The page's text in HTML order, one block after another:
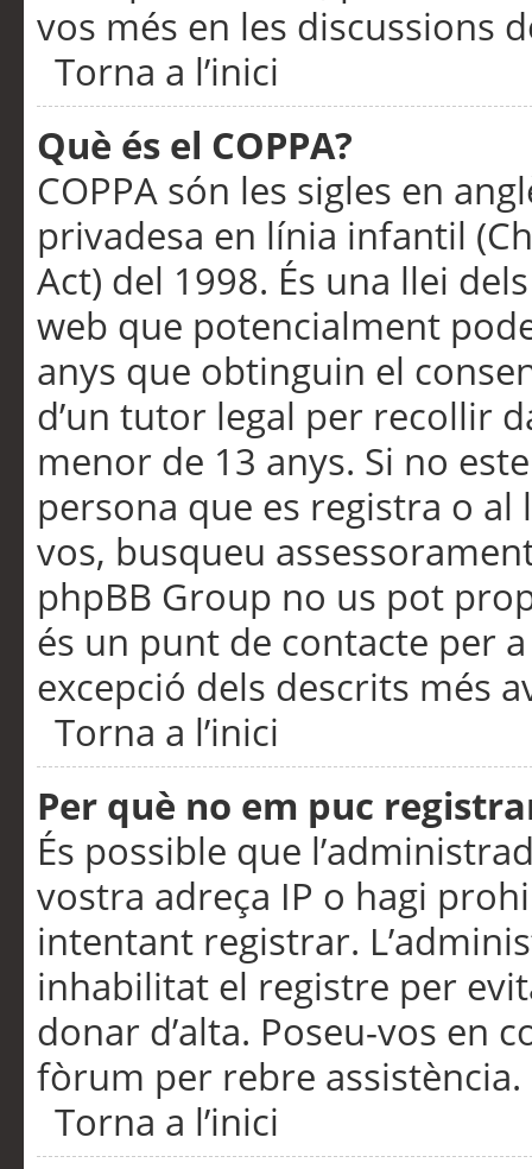
vos més en les discussions
Torna a l’inici
Què és el COPPA?
COPPA són les sigles en
privadesa en línia infantil
Act) del 1998. És una llei
web que potencialment
anys que obtinguin el
d’un tutor legal per recollir
menor de 13 anys. Si no
persona que es registra o
vos, busqueu
phpBB Group no us pot
és un punt de contacte per
excepció dels descrits més
Torna a l’inici
Per què no em puc
És possible que
vostra adreça IP o hagi
intentant registrar.
inhabilitat el registre per
donar d’alta. Poseu-vos en
fòrum per rebre assistència.
Torna a l’inici